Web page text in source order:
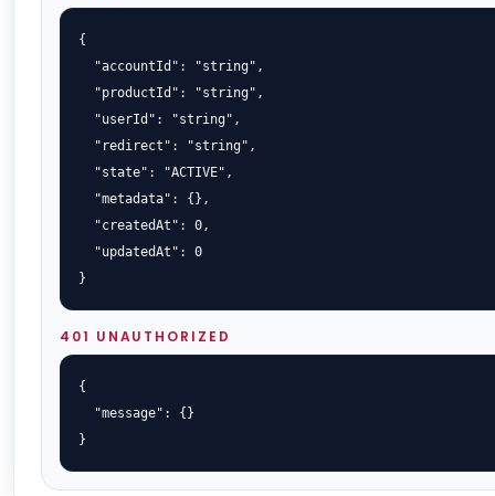
{
  "accountId": "string",
  "productId": "string",
  "userId": "string",
  "redirect": "string",
  "state": "ACTIVE",
  "metadata": {},
  "createdAt": 0,
  "updatedAt": 0
}
401 UNAUTHORIZED
{
  "message": {}
}